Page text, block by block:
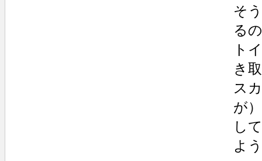
そ
る
ト
き
ス
が
し
よ